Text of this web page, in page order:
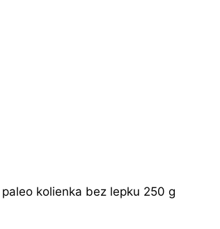
kolienka bez lepku 250 g